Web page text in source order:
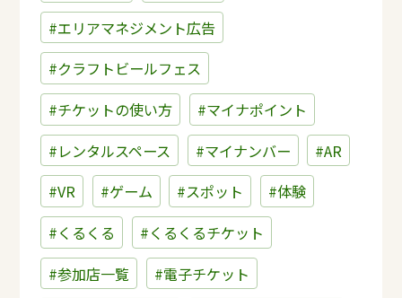
#エリアマネジメント広告
#クラフトビールフェス
#チケットの使い方
#マイナポイント
#レンタルスペース
#マイナンバー
#AR
#VR
#ゲーム #スポット
#体験
#くるくる
#くるくるチケット
#参加店一覧
#電子チケット